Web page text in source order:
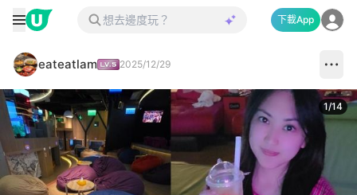
下載App
eateatlam 2025/12/29
1/14